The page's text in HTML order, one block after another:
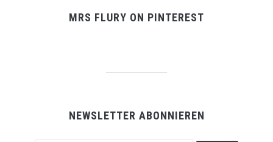
MRS FLURY ON PINTEREST
NEWSLETTER ABONNIEREN